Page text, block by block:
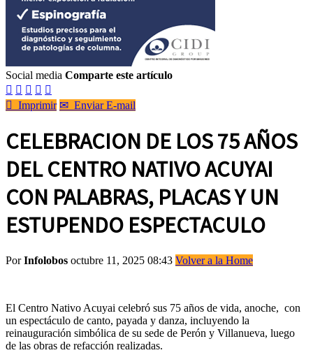
Social media Comparte este artículo
    
 Imprimir ✉ Enviar E-mail
CELEBRACION DE LOS 75 AÑOS
DEL CENTRO NATIVO ACUYAI
CON PALABRAS, PLACAS Y UN
ESTUPENDO ESPECTACULO
PorInfolobos octubre 11, 2025 08:43 Volver a la Home
El Centro Nativo Acuyai celebró sus 75 años de vida, anoche, con
un espectáculo de canto, payada y danza, incluyendo la
reinauguración simbólica de su sede de Perón y Villanueva, luego
de las obras de refacción realizadas.